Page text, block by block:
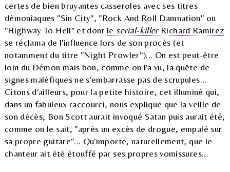
certes de bien bruyantes casseroles avec ses titres
démoniaques "Sin City", "Rock And Roll Damnation" ou
"Highway To Hell" et dont leserial-killerRichard Ramirez
se réclama de l'influence lors de son procès (et
notamment du titre "Night Prowler")... On est peut-être
loin du Démon mais bon, comme on l'a vu, la quête de
signes maléfiques ne s'embarrasse pas de scrupules...
Citons d'ailleurs, pour la petite histoire, cet illuminé qui,
dans un fabuleux raccourci, nous explique que la veille de
son décès, Bon Scott aurait invoqué Satan puis aurait été,
comme on le sait, "après un excès de drogue, empalé sur
sa propre guitare"... Qu'importe, naturellement, que le
chanteur ait été étouffé par ses propres vomissures...